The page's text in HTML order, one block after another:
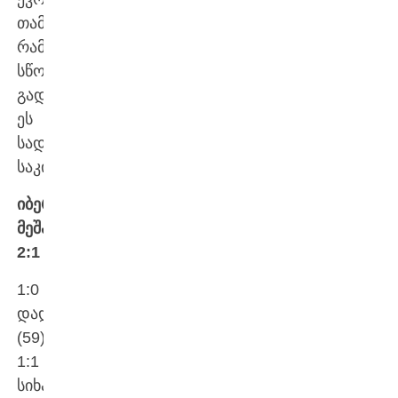
თამაშია.
რამდენად
სწორი
გადაწყვეტილებაა,
ეს
სადავო
საკითხია…
იბერია-
მეშახტე
2:1
1:0
დადიანი
(59);
1:1
სიხარულიძე